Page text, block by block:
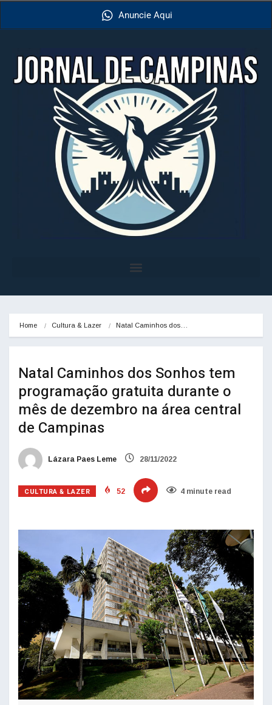
Anuncie Aqui
Home Cultura & Lazer Natal Caminhos dos…
Natal Caminhos dos Sonhos tem
programação gratuita durante o
mês de dezembro na área central
de Campinas
Lázara Paes Leme 28/11/2022
CULTURA & LAZER 52 4 minute read